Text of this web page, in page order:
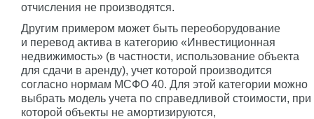
отчисления не производятся.
Другим примером может быть переоборудование
и перевод актива в категорию «Инвестиционная
недвижимость» (в частности, использование объекта
для сдачи в аренду), учет которой производится
согласно нормам МСФО 40. Для этой категории можно
выбрать модель учета по справедливой стоимости, при
которой объекты не амортизируются,